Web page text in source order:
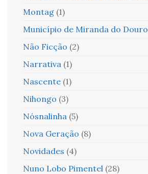
Montag (1)
Município de Miranda do Douro
Não Ficção (2)
Narrativa (1)
Nascente (1)
Nihongo (3)
Nósnalinha (5)
Nova Geração (8)
Novidades (4)
Nuno Lobo Pimentel (28)